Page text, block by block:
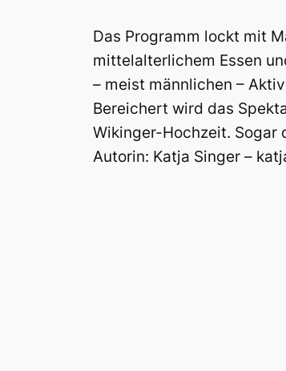
Das Programm lockt mit
mittelalterlichem Essen
– meist männlichen –
Bereichert wird das
Wikinger-Hochzeit. Sogar
Autorin: Katja Singer –